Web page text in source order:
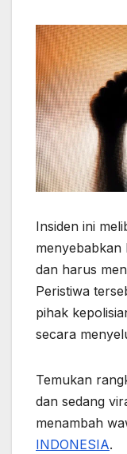
Insiden ini
menyebabkan
dan harus
Peristiwa
pihak
secara
Temukan
dan sedang
menambah
INDONESIA.